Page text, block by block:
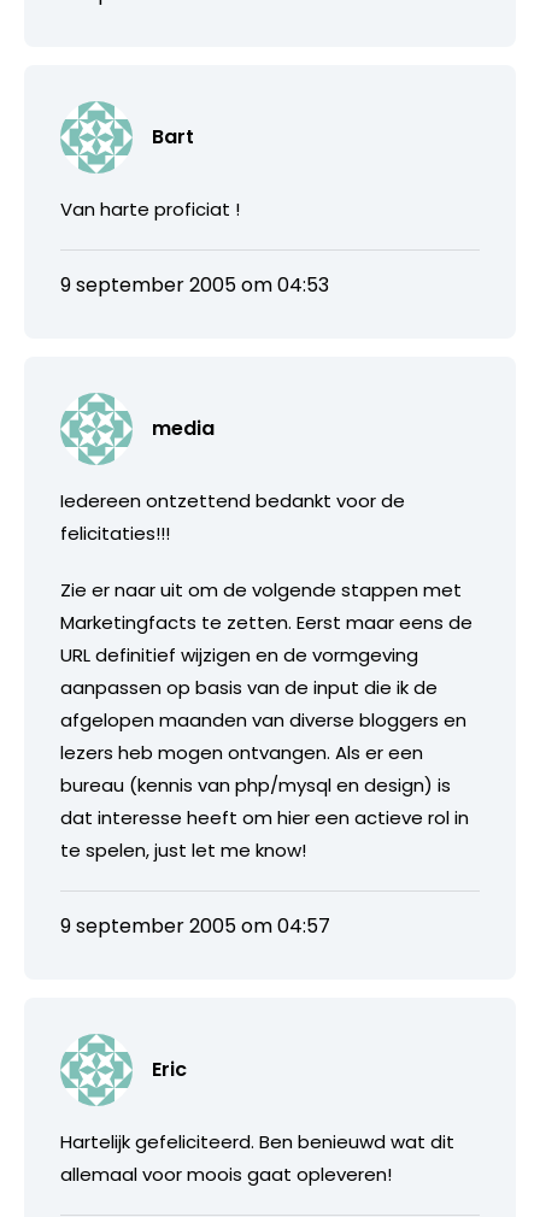
Bart
Van harte proficiat !
9 september 2005 om 04:53
media
Iedereen ontzettend bedankt voor de
felicitaties!!!
Zie er naar uit om de volgende stappen met
Marketingfacts te zetten. Eerst maar eens de
URL definitief wijzigen en de vormgeving
aanpassen op basis van de input die ik de
afgelopen maanden van diverse bloggers en
lezers heb mogen ontvangen. Als er een
bureau (kennis van php/mysql en design) is
dat interesse heeft om hier een actieve rol in
te spelen, just let me know!
9 september 2005 om 04:57
Eric
Hartelijk gefeliciteerd. Ben benieuwd wat dit
allemaal voor moois gaat opleveren!